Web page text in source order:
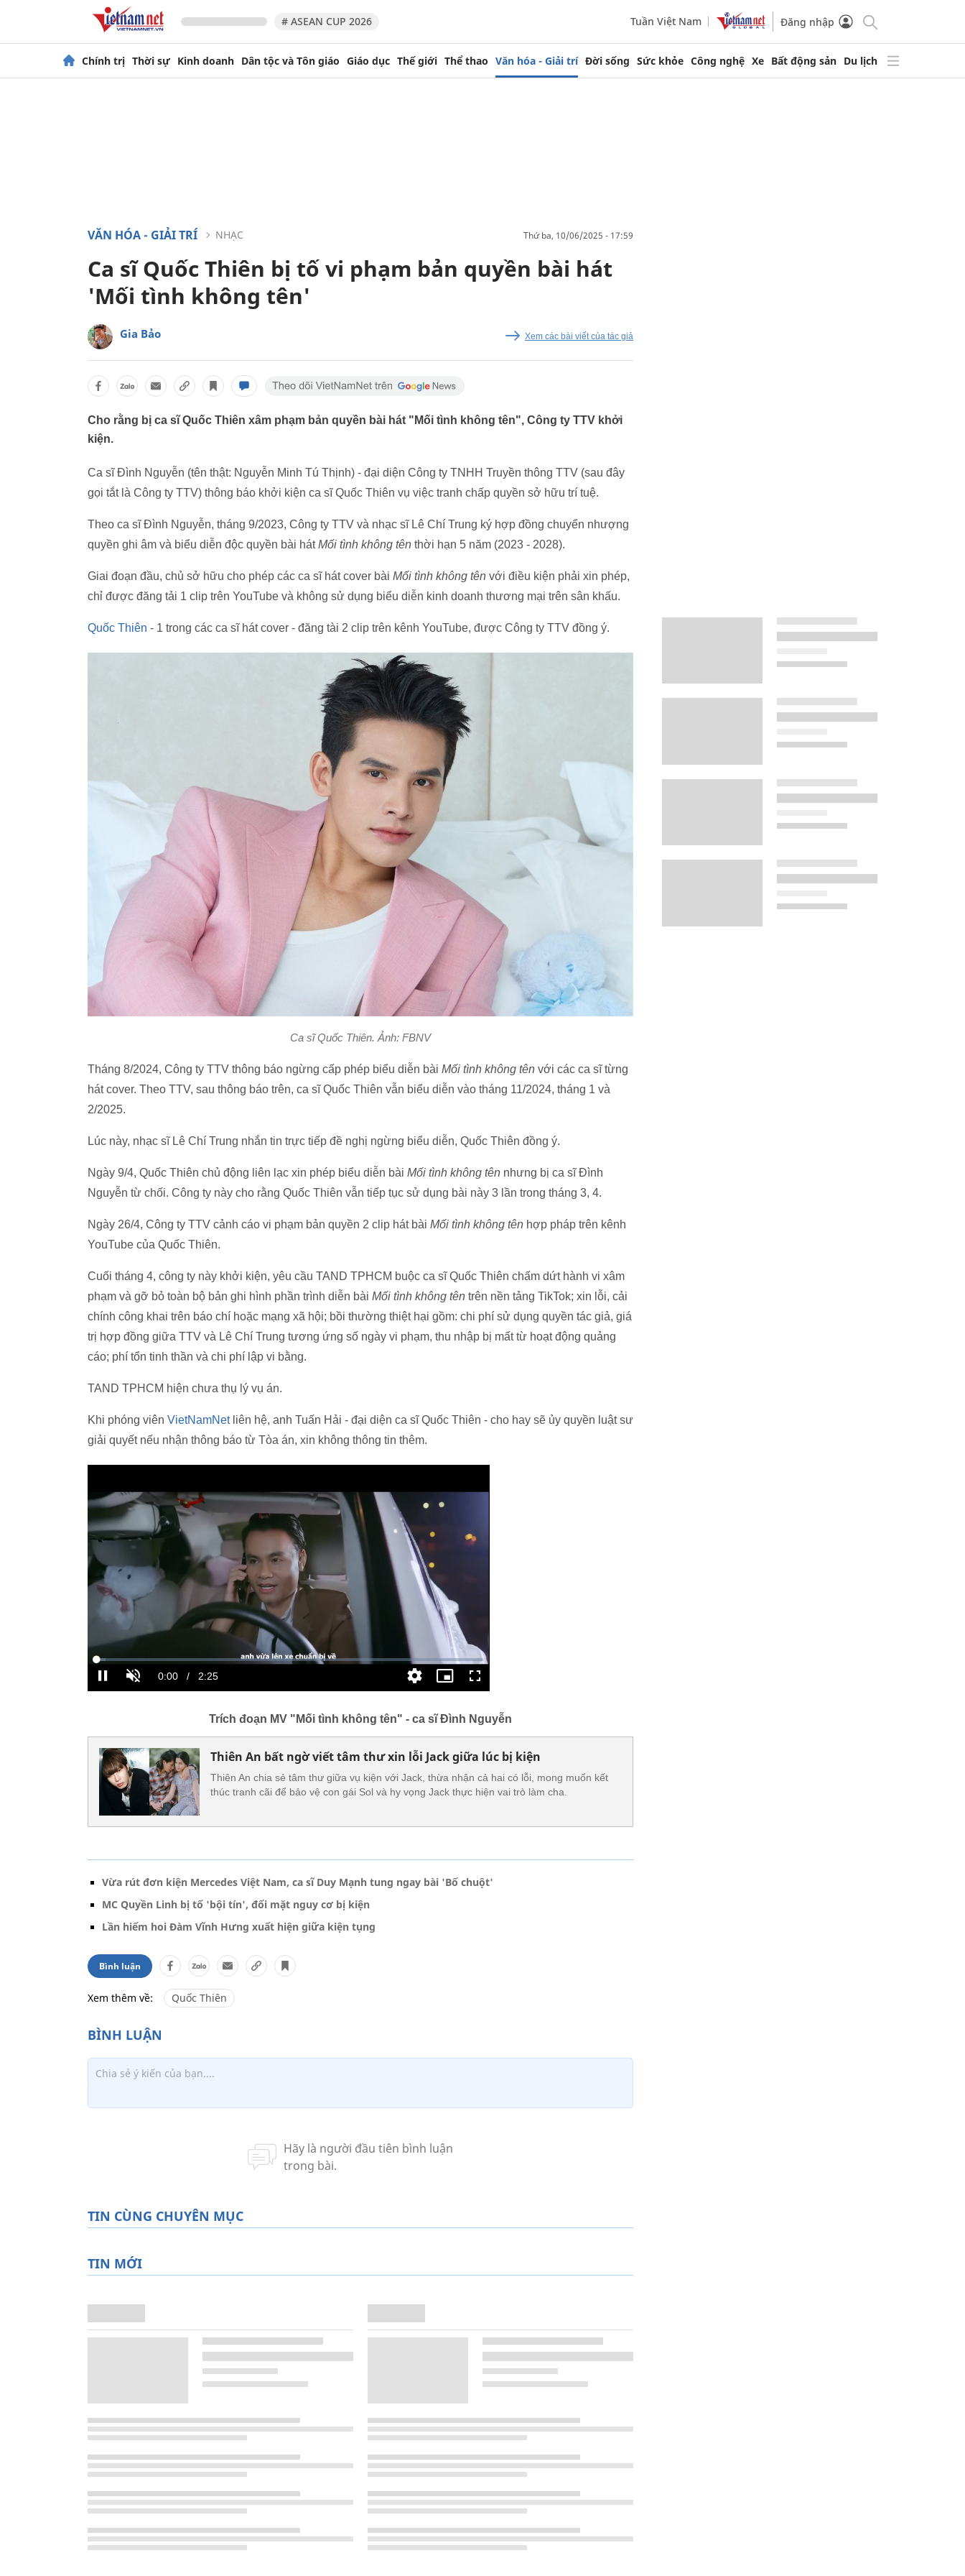
# ASEAN CUP 2026 Tuần Việt Nam Đăng nhập
Chính trị Thời sự Kinh doanh Dân tộc và Tôn giáo Giáo dục Thế giới Thể thao Văn hóa - Giải trí Đời sống Sức khỏe Công nghệ Xe Bất động sản Du lịch
VĂN HÓA - GIẢI TRÍ NHẠC thứ ba, 10/06/2025 - 17:59
Ca sĩ Quốc Thiên bị tố vi phạm bản quyền bài hát
'Mối tình không tên'
Gia Bảo Xem các bài viết của tác giả
Cho rằng bị ca sĩ Quốc Thiên xâm phạm bản quyền bài hát "Mối tình không tên", Công ty TTV khởi
kiện.
Ca sĩ Đình Nguyễn (tên thật: Nguyễn Minh Tú Thịnh) - đại diện Công ty TNHH Truyền thông TTV (sau đây
gọi tắt là Công ty TTV) thông báo khởi kiện ca sĩ Quốc Thiên vụ việc tranh chấp quyền sở hữu trí tuệ.
Theo ca sĩ Đình Nguyễn, tháng 9/2023, Công ty TTV và nhạc sĩ Lê Chí Trung ký hợp đồng chuyển nhượng
quyền ghi âm và biểu diễn độc quyền bài hátMối tình không tên thời hạn 5 năm (2023 - 2028).
Giai đoạn đầu, chủ sở hữu cho phép các ca sĩ hát cover bài Mối tình không tên với điều kiện phải xin phép,
chỉ được đăng tải 1 clip trên YouTube và không sử dụng biểu diễn kinh doanh thương mại trên sân khấu.
Quốc Thiên - 1 trong các ca sĩ hát cover - đăng tài 2 clip trên kênh YouTube, được Công ty TTV đồng ý.
Ca sĩ Quốc Thiên. Ảnh: FBNV
Tháng 8/2024, Công ty TTV thông báo ngừng cấp phép biểu diễn bài Mối tình không tên với các ca sĩ từng
hát cover. Theo TTV, sau thông báo trên, ca sĩ Quốc Thiên vẫn biểu diễn vào tháng 11/2024, tháng 1 và
2/2025.
Lúc này, nhạc sĩ Lê Chí Trung nhắn tin trực tiếp đề nghị ngừng biểu diễn, Quốc Thiên đồng ý.
Ngày 9/4, Quốc Thiên chủ động liên lạc xin phép biểu diễn bài Mối tình không tên nhưng bị ca sĩ Đình
Nguyễn từ chối. Công ty này cho rằng Quốc Thiên vẫn tiếp tục sử dụng bài này 3 lần trong tháng 3, 4.
Ngày 26/4, Công ty TTV cảnh cáo vi phạm bản quyền 2 clip hát bài Mối tình không tên hợp pháp trên kênh
YouTube của Quốc Thiên.
Cuối tháng 4, công ty này khởi kiện, yêu cầu TAND TPHCM buộc ca sĩ Quốc Thiên chấm dứt hành vi xâm
phạm và gỡ bỏ toàn bộ bản ghi hình phần trình diễn bài Mối tình không tên trên nền tảng TikTok; xin lỗi, cải
chính công khai trên báo chí hoặc mạng xã hội; bồi thường thiệt hại gồm: chi phí sử dụng quyền tác giả, giá
trị hợp đồng giữa TTV và Lê Chí Trung tương ứng số ngày vi phạm, thu nhập bị mất từ hoạt động quảng
cáo; phí tổn tinh thần và chi phí lập vi bằng.
TAND TPHCM hiện chưa thụ lý vụ án.
Khi phóng viên VietNamNetliên hệ, anh Tuấn Hải - đại diện ca sĩ Quốc Thiên - cho hay sẽ ủy quyền luật sư
giải quyết nếu nhận thông báo từ Tòa án, xin không thông tin thêm.
Trích đoạn MV "Mối tình không tên" - ca sĩ Đình Nguyễn
Thiên An bất ngờ viết tâm thư xin lỗi Jack giữa lúc bị kiện
Thiên An chia sẻ tâm thư giữa vụ kiện với Jack, thừa nhận cả hai có lỗi, mong muốn kết
thúc tranh cãi để bảo vệ con gái Sol và hy vọng Jack thực hiện vai trò làm cha.
Vừa rút đơn kiện Mercedes Việt Nam, ca sĩ Duy Mạnh tung ngay bài 'Bố chuột'
MC Quyền Linh bị tố 'bội tín', đối mặt nguy cơ bị kiện
Lần hiếm hoi Đàm Vĩnh Hưng xuất hiện giữa kiện tụng
Bình luận
Xem thêm về: Quốc Thiên
TIN CÙNG CHUYÊN MỤC
TIN MỚI